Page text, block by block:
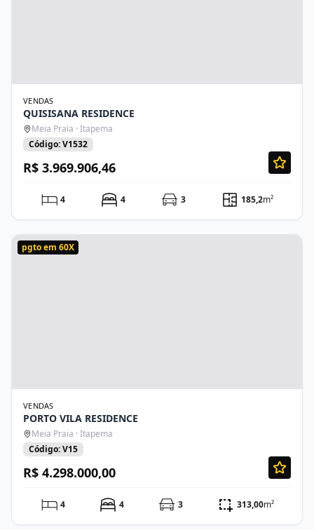
VENDAS
QUISISANA RESIDENCE
Meia Praia · Itapema
Código: V1532
R$ 3.969.906,46
4 4 3 185,2m²
pgto em 60X
VENDAS
PORTO VILA RESIDENCE
Meia Praia · Itapema
Código: V15
R$ 4.298.000,00
4 4 3 313,00m²